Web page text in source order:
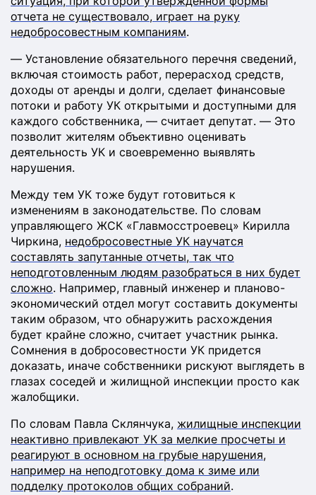
отчета не существовало, играет на руку
недобросовестным компаниям.
— Установление обязательного перечня сведений,
включая стоимость работ, перерасход средств,
доходы от аренды и долги, сделает финансовые
потоки и работу УК открытыми и доступными для
каждого собственника, — считает депутат. — Это
позволит жителям объективно оценивать
деятельность УК и своевременно выявлять
нарушения.
Между тем УК тоже будут готовиться к
изменениям в законодательстве. По словам
управляющего ЖСК «Главмосстроевец» Кирилла
Чиркина, недобросовестные УК научатся
составлять запутанные отчеты, так что
неподготовленным людям разобраться в них будет
сложно. Например, главный инженер и планово-
экономический отдел могут составить документы
таким образом, что обнаружить расхождения
будет крайне сложно, считает участник рынка.
Сомнения в добросовестности УК придется
доказать, иначе собственники рискуют выглядеть в
глазах соседей и жилищной инспекции просто как
жалобщики.
По словам Павла Склянчука, жилищные инспекции
неактивно привлекают УК за мелкие просчеты и
реагируют в основном на грубые нарушения,
например на неподготовку дома к зиме или
подделку протоколов общих собраний.